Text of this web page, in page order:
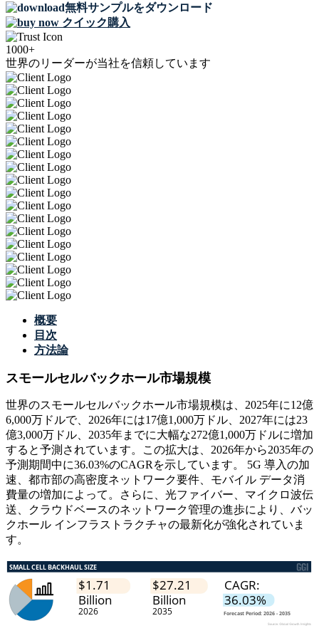
無料サンプルをダウンロード
クイック購入
1000+
世界のリーダーが当社を信頼しています
概要
目次
方法論
スモールセルバックホール市場規模
世界のスモールセルバックホール市場規模は、2025年に12億
6,000万ドルで、2026年には17億1,000万ドル、2027年には23
億3,000万ドル、2035年までに大幅な272億1,000万ドルに増加
すると予測されています。この拡大は、2026年から2035年の
予測期間中に36.03%のCAGRを示しています。 5G 導入の加
速、都市部の高密度ネットワーク要件、モバイル データ消
費量の増加によって。さらに、光ファイバー、マイクロ波伝
送、クラウドベースのネットワーク管理の進歩により、バッ
クホール インフラストラクチャの最新化が強化されていま
す。